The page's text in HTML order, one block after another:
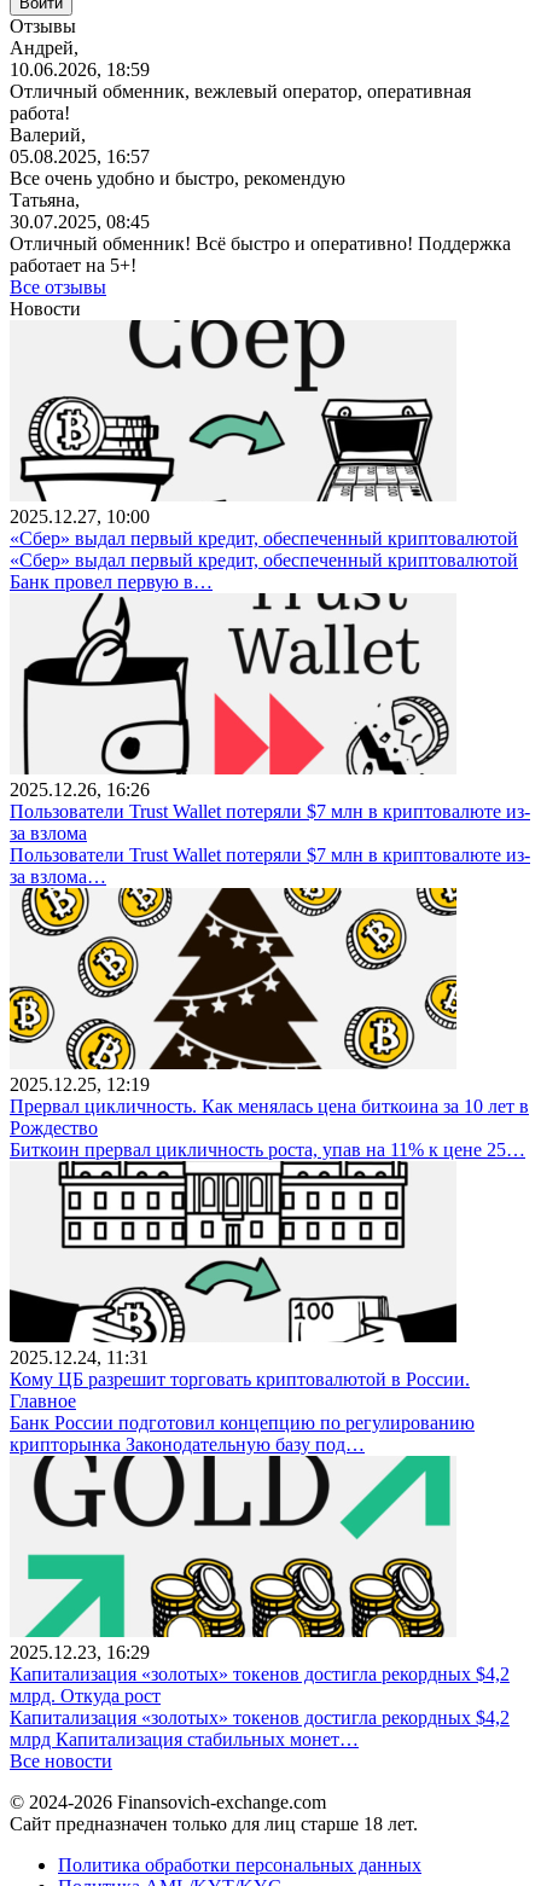
Отзывы
Андрей,
10.06.2026, 18:59
Отличный обменник, вежлевый оператор, оперативная
работа!
Валерий,
05.08.2025, 16:57
Все очень удобно и быстро, рекомендую
Татьяна,
30.07.2025, 08:45
Отличный обменник! Всё быстро и оперативно! Поддержка
работает на 5+!
Все отзывы
Новости
2025.12.27, 10:00
«Сбер» выдал первый кредит, обеспеченный криптовалютой
«Сбер» выдал первый кредит, обеспеченный криптовалютой
Банк провел первую в…
2025.12.26, 16:26
Пользователи Trust Wallet потеряли $7 млн в криптовалюте из-
за взлома
Пользователи Trust Wallet потеряли $7 млн в криптовалюте из-
за взлома…
2025.12.25, 12:19
Прервал цикличность. Как менялась цена биткоина за 10 лет в
Рождество
Биткоин прервал цикличность роста, упав на 11% к цене 25…
2025.12.24, 11:31
Кому ЦБ разрешит торговать криптовалютой в России.
Главное
Банк России подготовил концепцию по регулированию
крипторынка Законодательную базу под…
2025.12.23, 16:29
Капитализация «золотых» токенов достигла рекордных $4,2
млрд. Откуда рост
Капитализация «золотых» токенов достигла рекордных $4,2
млрд Капитализация стабильных монет…
Все новости
© 2024-2026 Finansovich-exchange.com
Сайт предназначен только для лиц старше 18 лет.
Политика обработки персональных данных